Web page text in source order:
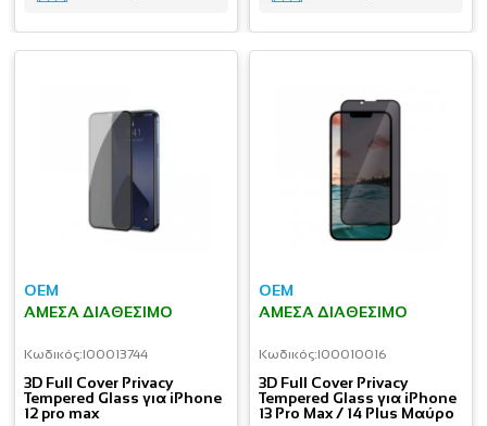
OEM
ΆΜΕΣΑ ΔΙΑΘΈΣΙΜΟ
Κωδικός:I00013744
3D Full Cover Privacy
Tempered Glass για iPhone
12 pro max
OEM
ΆΜΕΣΑ ΔΙΑΘΈΣΙΜΟ
Κωδικός:I00010016
3D Full Cover Privacy
Tempered Glass για iPhone
13 Pro Max / 14 Plus Μαύρο